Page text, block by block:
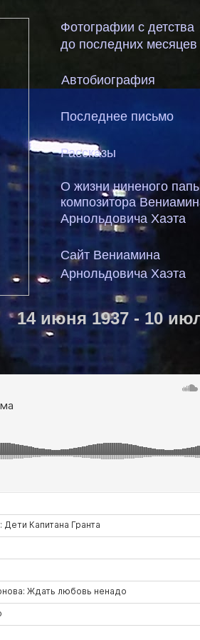
Фотографии с детства
до последних месяцев
Последнее письмо
Рассказы
14 июня 1937 - 10
Автобиография
О жизни ниненого
композитора
Арнольдовича Хаэта
Арнольдовича Хаэта
Сайт Вениамина